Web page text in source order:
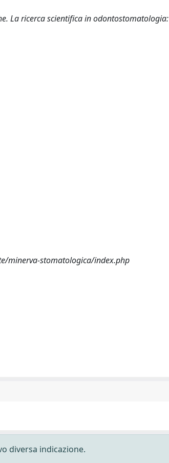
La ricerca scientifica in odontostomatologia:
minerva-stomatologica/index.php
diversa indicazione.